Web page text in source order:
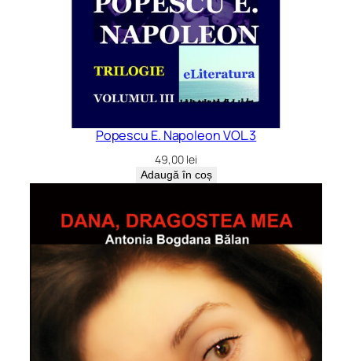
Popescu E. Napoleon VOL.3
49,00 lei
Adaugă în coș